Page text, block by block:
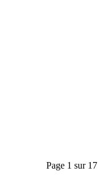
Page 1 sur 17